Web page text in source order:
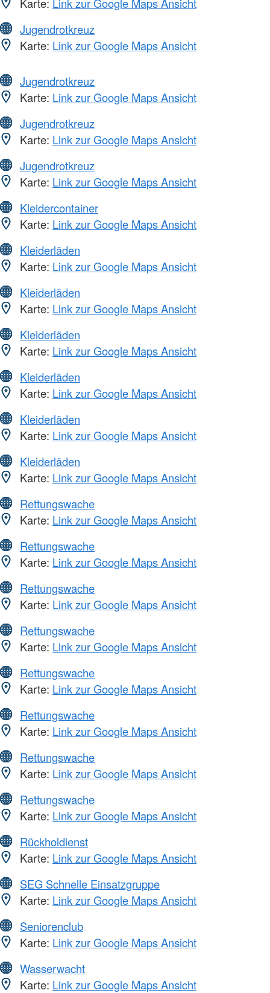
Jugendrotkreuz
Karte: Link zur Google Maps Ansicht
Jugendrotkreuz
Karte: Link zur Google Maps Ansicht
Jugendrotkreuz
Karte: Link zur Google Maps Ansicht
Jugendrotkreuz
Karte: Link zur Google Maps Ansicht
Kleidercontainer
Karte: Link zur Google Maps Ansicht
Kleiderläden
Karte: Link zur Google Maps Ansicht
Kleiderläden
Karte: Link zur Google Maps Ansicht
Kleiderläden
Karte: Link zur Google Maps Ansicht
Kleiderläden
Karte: Link zur Google Maps Ansicht
Kleiderläden
Karte: Link zur Google Maps Ansicht
Kleiderläden
Karte: Link zur Google Maps Ansicht
Rettungswache
Karte: Link zur Google Maps Ansicht
Rettungswache
Karte: Link zur Google Maps Ansicht
Rettungswache
Karte: Link zur Google Maps Ansicht
Rettungswache
Karte: Link zur Google Maps Ansicht
Rettungswache
Karte: Link zur Google Maps Ansicht
Rettungswache
Karte: Link zur Google Maps Ansicht
Rettungswache
Karte: Link zur Google Maps Ansicht
Rettungswache
Karte: Link zur Google Maps Ansicht
Rückholdienst
Karte: Link zur Google Maps Ansicht
SEG Schnelle Einsatzgruppe
Karte: Link zur Google Maps Ansicht
Seniorenclub
Karte: Link zur Google Maps Ansicht
Wasserwacht
Karte: Link zur Google Maps Ansicht